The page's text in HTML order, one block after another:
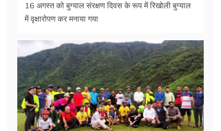
16 अगस्त को बुग्याल संरक्षण दिवस के रूप में रिखोली बुग्याल
में वृक्षारोपण कर मनाया गया